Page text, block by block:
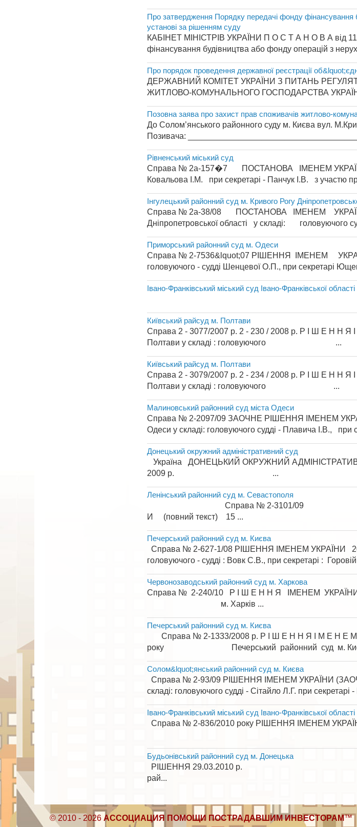
Про затвердження Порядку передачі фонду фінансування
установі за рішенням суду
КАБІНЕТ МІНІСТРІВ УКРАЇНИ П О С Т А Н О В А від 11
фінансування будівництва або фонду операцій з
Про порядок проведення державної реєстрації
ДЕРЖАВНИЙ КОМІТЕТ УКРАЇНИ З ПИТАНЬ
ЖИТЛОВО-КОМУНАЛЬНОГО ГОСПОДАРСТВА
Позовна заява про захист прав споживачів житлово-
До Солом’янського районного суду м. Києва вул.
Позивача:
Рівненський міський суд
Справа № 2а-157�7 ПОСТАНОВА ІМЕНЕМ УКРАЇНИ 16
Ковальова І.М. при секретарі - Панчук І.В. з участю
Інгулецький районний суд м. Кривого Рогу
Справа № 2а-38/08 ПОСТАНОВА ІМЕНЕМ УКРАЇНИ
Дніпропетровської області у складі: головуючого
Приморський районний суд м. Одеси
Справа № 2-7536&lquot;07 РІШЕННЯ ІМЕНЕМ
головуючого - судді Шенцевої О.П., при секретарі
Івано-Франківський міський суд Івано-Франківської області
Справа № 2-
Київський райсуд м. Полтави
Справа 2 - 3077/2007 р. 2 - 230 / 2008 р. Р І Ш Е Н Н
Полтави у складі : головуючого ...
Київський райсуд м. Полтави
Справа 2 - 3079/2007 р. 2 - 234 / 2008 р. Р І Ш Е Н Н
Полтави у складі : головуючого ...
Малиновський районний суд міста Одеси
Справа № 2-2097/09 ЗАОЧНЕ РІШЕННЯ ІМЕНЕМ
Одеси у складі: головуючого судді - Плавича І.В., при
Донецький окружний адміністративний суд
Україна ДОНЕЦЬКИЙ ОКРУЖНИЙ
2009 р. ...
Ленінський районний суд м. Севастополя
Справа № 2-3101/09 категорія
И (повний текст) 15 ...
Печерський районний суд м. Києва
Справа № 2-627-1/08 РІШЕННЯ ІМЕНЕМ УКРАЇНИ 26
головуючого - судді : Вовк С.В., при секретарі :
Червонозаводський районний суд м. Харкова
Справа № 2-240/10 Р І Ш Е Н Н Я
м. Харків ...
Печерський районний суд м. Києва
Справа № 2-1333/2008 р. Р І Ш Е Н Н Я І М Е Н
року Печерський районний суд м.
Солом&lquot;янський районний суд м. Києва
Справа № 2-93/09 РІШЕННЯ ІМЕНЕМ УКРАЇНИ
складі: головуючого судді - Сітайло Л.Г. при секретарі -
Івано-Франківський міський суд Івано-Франківської області
Справа № 2-836/2010 року РІШЕННЯ ІМЕНЕМ
м.
Будьонівський районний суд м. Донецька
РІШЕННЯ 29.03.2010
рай...
© 2010 - 2026 АССОЦИАЦИЯ ПОМОЩИ ПОСТРАДАВШИМ ИНВЕСТОРАМ™